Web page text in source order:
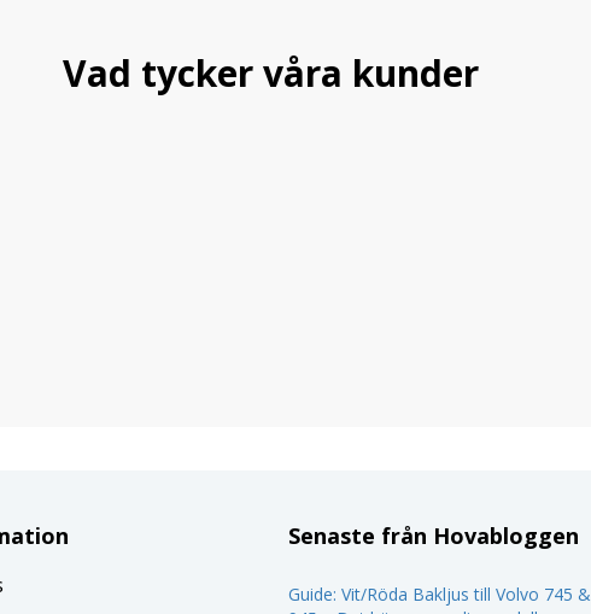
Vad tycker våra kunder
Senaste från Hovabloggen
Guide: Vit/Röda Bakljus till Volvo 745 &